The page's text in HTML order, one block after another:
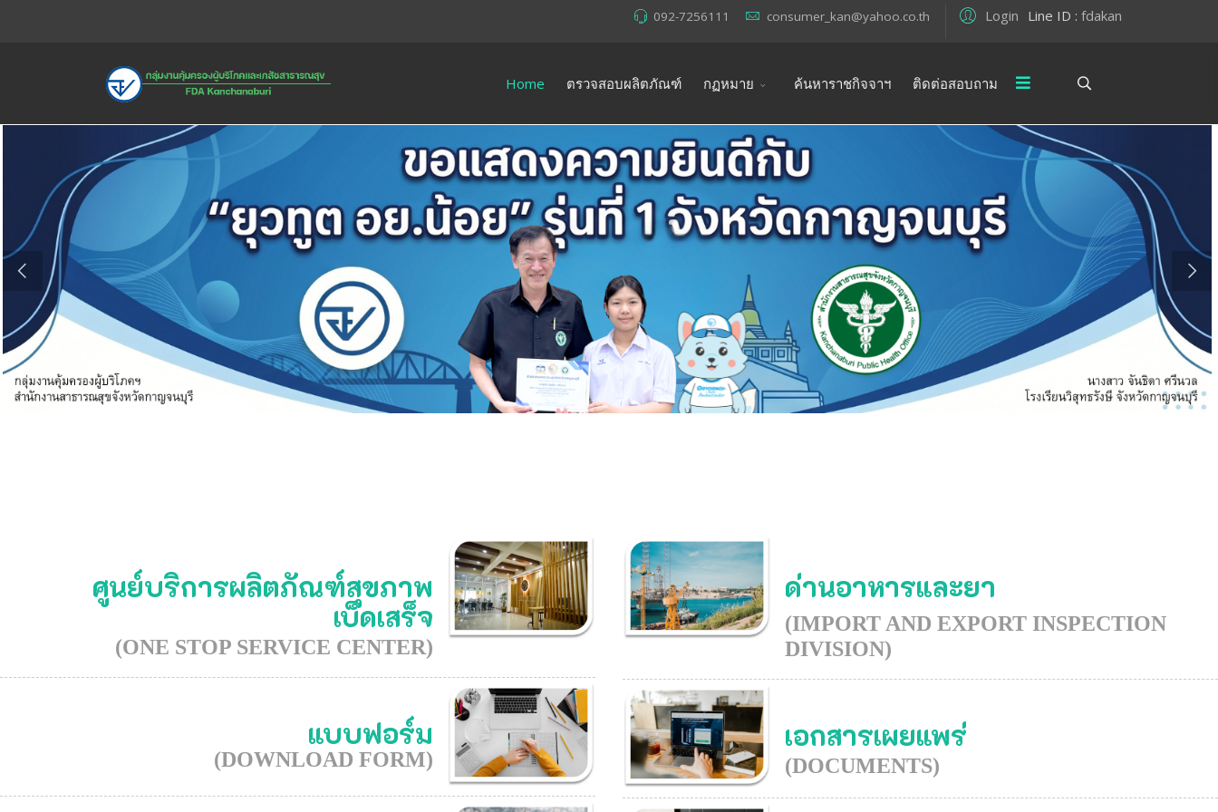
Login Line ID : fdakan
092-7256111 consumer_kan@yahoo.co.th
Home ตรวจสอบผลิตภัณฑ์ กฏหมาย ค้นหาราชกิจจาฯ ติดต่อสอบถาม
ศูนย์บริการผลิตภัณฑ์สุขภาพ
เบ็ดเสร็จ
(ONE STOP SERVICE CENTER)
แบบฟอร์ม
(DOWNLOAD FORM)
ด่านอาหารและยา
(IMPORT AND EXPORT INSPECTION
DIVISION)
เอกสารเผยแพร่
(DOCUMENTS)